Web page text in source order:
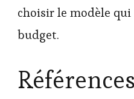
choisir le modèle
budget.